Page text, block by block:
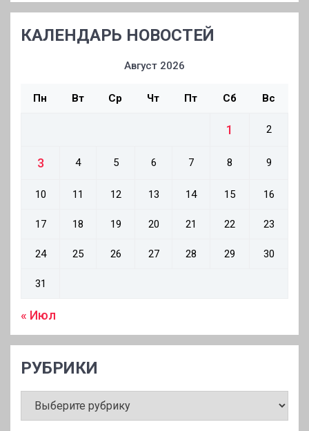
КАЛЕНДАРЬ НОВОСТЕЙ
Август 2026
Пн Вт Ср Чт Пт Сб Вс
1 2
3 4 5 6 7 8 9
10 11 12 13 14 15 16
17 18 19 20 21 22 23
24 25 26 27 28 29 30
31
« Июл
РУБРИКИ